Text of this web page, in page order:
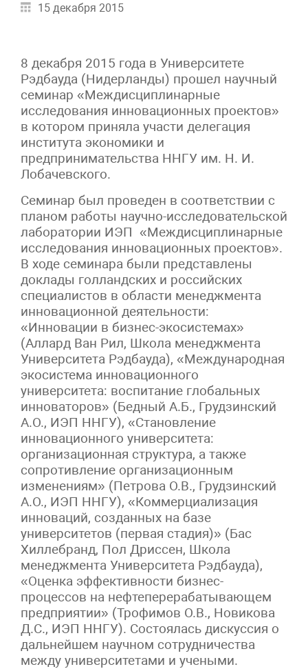
15 декабря 2015
8 декабря 2015 года в Университете
Рэдбауда (Нидерланды) прошел научный
семинар «Междисциплинарные
исследования инновационных проектов»
в котором приняла участи делегация
института экономики и
предпринимательства ННГУ им. Н. И.
Лобачевского.
Семинар был проведен в соответствии с
планом работы научно-исследовательской
лаборатории ИЭП «Междисциплинарные
исследования инновационных проектов».
В ходе семинара были представлены
доклады голландских и российских
специалистов в области менеджмента
инновационной деятельности:
«Инновации в бизнес-экосистемах»
(Аллард Ван Рил, Школа менеджмента
Университета Рэдбауда), «Международная
экосистема инновационного
университета: воспитание глобальных
инноваторов» (Бедный А.Б., Грудзинский
А.О., ИЭП ННГУ), «Становление
инновационного университета:
организационная структура, а также
сопротивление организационным
изменениям» (Петрова О.В., Грудзинский
А.О., ИЭП ННГУ), «Коммерциализация
инноваций, созданных на базе
университетов (первая стадия)» (Бас
Хиллебранд, Пол Дриссен, Школа
менеджмента Университета Рэдбауда),
«Оценка эффективности бизнес-
процессов на нефтеперерабатывающем
предприятии» (Трофимов О.В., Новикова
Д.С., ИЭП ННГУ). Состоялась дискуссия о
дальнейшем научном сотрудничества
между университетами и учеными.